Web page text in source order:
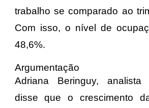
trabalho se comparado ao
Com isso, o nível de
48,6%.
Argumentação
Adriana Beringuy,
disse que o crescimento